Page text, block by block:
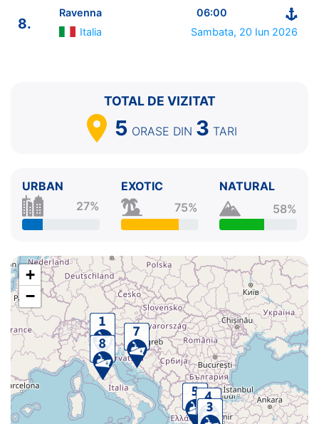
6.
Zi de navigare
0:00 - 0:00
7. Split Croatia
8.
Ravenna
06:00
Italia
Sambata, 20 Iun 2026
TOTAL DE VIZITAT
5 ORASE DIN 3 TARI
URBAN
27%
EXOTIC
75%
NATURAL
58%
+
−